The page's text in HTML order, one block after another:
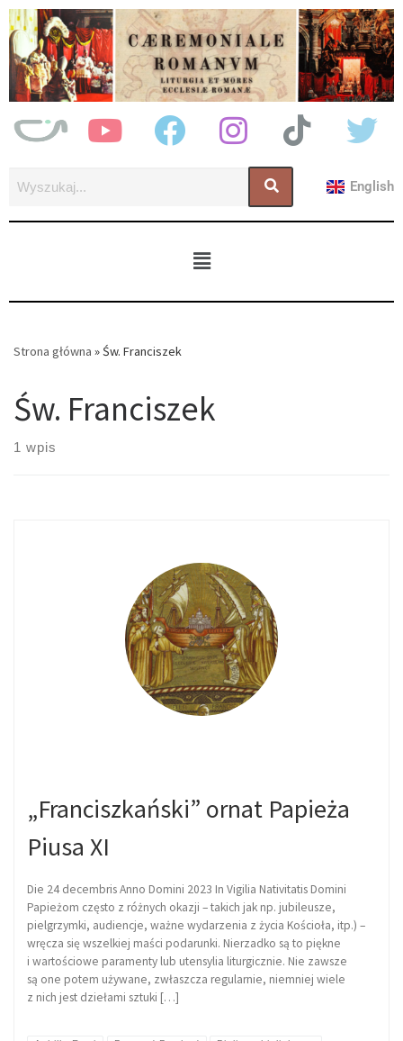
English
Strona główna »Św. Franciszek
Św. Franciszek
1 wpis
„Franciszkański” ornat Papieża
Piusa XI
Die 24 decembris Anno Domini 2023 In Vigilia Nativitatis Domini
Papieżom często z różnych okazji – takich jak np. jubileusze,
pielgrzymki, audiencje, ważne wydarzenia z życia Kościoła, itp.) –
wręcza się wszelkiej maści podarunki. Nierzadko są to piękne
i wartościowe paramenty lub utensylia liturgicznie. Nie zawsze
są one potem używane, zwłaszcza regularnie, niemniej wiele
z nich jest dziełami sztuki […]